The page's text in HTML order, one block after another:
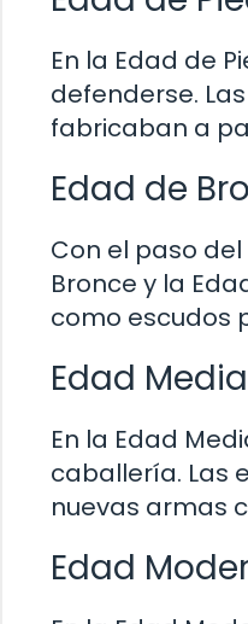
En la Edad de
defenderse.
fabricaban a
Edad de
Con el paso
Bronce y la
como escudos
Edad Media
En la Edad
caballería. Las
nuevas armas
Edad